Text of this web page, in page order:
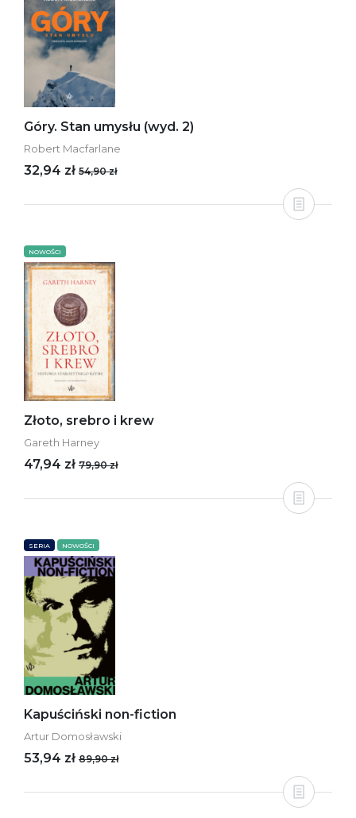
Góry. Stan umysłu (wyd. 2)
Robert Macfarlane
32,94 zł 54,90 zł
NOWOŚCI
Złoto, srebro i krew
Gareth Harney
47,94 zł 79,90 zł
SERIA NOWOŚCI
Kapuściński non-fiction
Artur Domosławski
53,94 zł 89,90 zł